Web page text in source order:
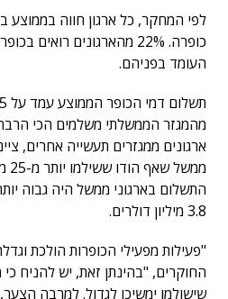
כופרה. 22% מהארגונים
העומד בפניהם.
מהמגזר הממשלתי משלמים הכי
ארגונים ממגזרים תעשייה אחרים,
התשלום בארגוני ממשל היה גבוה
3.8 מיליון דולרים.
"פעילות מפעילי הכופרות הולכת
החוקרים, "בהינתן זאת, יש להניח
שישולמו ימשיכו לגדול. למרבה